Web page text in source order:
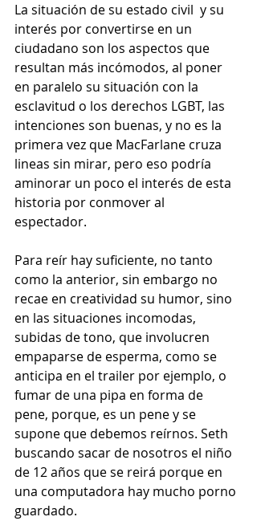
La situación de su estado civil  y su
interés por convertirse en un
ciudadano son los aspectos que
resultan más incómodos, al poner
en paralelo su situación con la
esclavitud o los derechos LGBT, las
intenciones son buenas, y no es la
primera vez que MacFarlane cruza
lineas sin mirar, pero eso podría
aminorar un poco el interés de esta
historia por conmover al
espectador.
Para reír hay suficiente, no tanto
como la anterior, sin embargo no
recae en creatividad su humor, sino
en las situaciones incomodas,
subidas de tono, que involucren
empaparse de esperma, como se
anticipa en el trailer por ejemplo, o
fumar de una pipa en forma de
pene, porque, es un pene y se
supone que debemos reírnos. Seth
buscando sacar de nosotros el niño
de 12 años que se reirá porque en
una computadora hay mucho porno
guardado.